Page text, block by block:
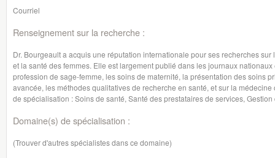
Courriel
Renseignement sur la recherche :
Dr. Bourgeault a acquis une réputation internationale pour ses recherches
et la santé des femmes. Elle est largement publié dans les journaux
profession de sage-femme, les soins de maternité, la présentation des soins
avancée, les méthodes qualitatives de recherche en santé, et sur la
de spécialisation : Soins de santé, Santé des prestataires de services,
Domaine(s) de spécialisation :
(Trouver d'autres spécialistes dans ce domaine)